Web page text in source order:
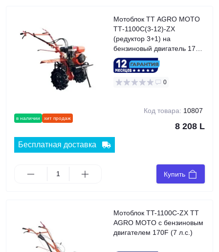
в наличии хит продаж
Мотоблок TT AGRO MOTO
ТТ-1100С(3-12)-ZX
(редуктор 3+1) на
бензиновый двигатель 170F
7 л.с., колесо 4,00x8
безвоздушное
0
Код товара: 10807
8 208 L
Бесплатная доставка
Купить
Мотоблок TT-1100C-ZX TT
AGRO MOTO с бензиновым
двигателем 170F (7 л.с.)